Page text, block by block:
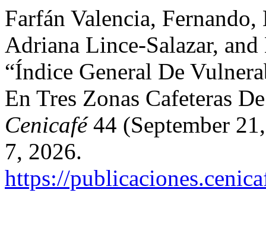
Farfán Valencia,
Adriana Lince-Salazar,
“Índice General De
En Tres Zonas Cafeteras
Cenicafé44 (September
7, 2026.
https://